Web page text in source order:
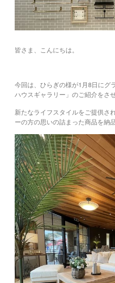
皆さま、こんにちは。
今回は、ひらぎの様が1月8日にグ
ハウスギャラリー」のご紹介をさ
新たなライフスタイルをご提供さ
ーの方の思いの詰まった商品を納